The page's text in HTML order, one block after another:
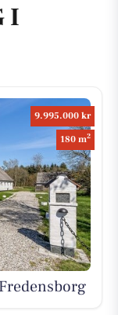
I
9.995.000 kr
180 m2